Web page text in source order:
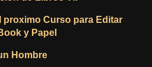
proximo Curso para Editar
y Papel
Hombre